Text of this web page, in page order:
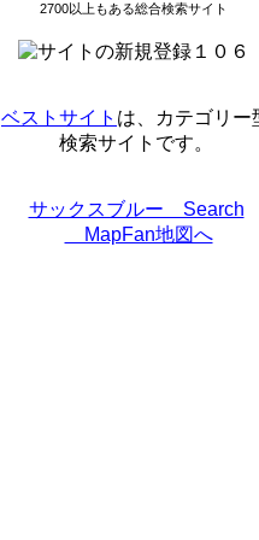
2700以上もある総合検索サイト
ベストサイト は、カテゴリー
検索サイトです。
サックスブルー Search
MapFan地図へ